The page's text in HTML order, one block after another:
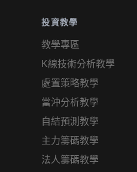
投資教學
教學專區
K線技術分析教學
處置策略教學
當沖分析教學
自結預測教學
主力籌碼教學
法人籌碼教學